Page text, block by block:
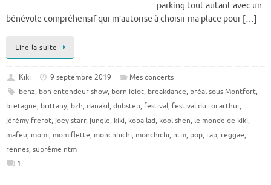
parking tout autant avec un
bénévole compréhensif qui m’autorise à choisir ma place pour […]
Lire la suite
Kiki 9 septembre 2019
Mes concerts
benz, bon entendeur show, born idiot, breakdance, bréal sous Montfort,
bretagne, brittany, bzh, danakil, dubstep, festival, festival du roi arthur,
jérémy frerot, joey starr, jungle, kiki, koba lad, kool shen, le monde de kiki,
mafeu, momi, momiflette, monchhichi, monchichi, ntm, pop, rap, reggae,
rennes, suprême ntm
1